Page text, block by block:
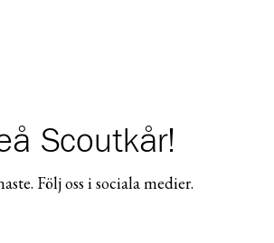
Scoutkår!
Följ oss i sociala medier.